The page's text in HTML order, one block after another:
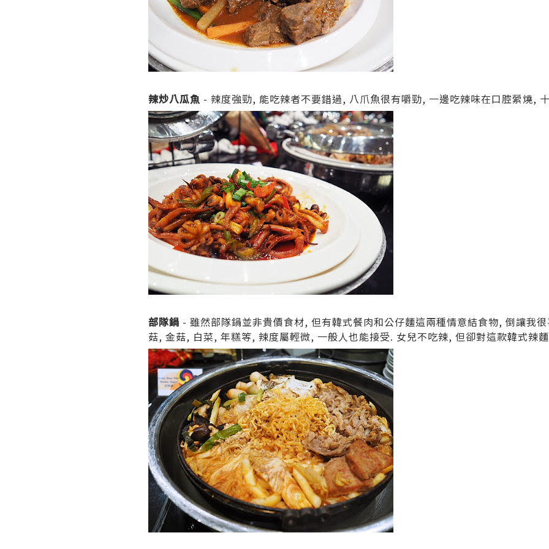
辣炒八瓜魚 - 辣度強勁, 能吃辣者不要錯過, 八爪魚很有嚼勁, 一邊吃辣味在口腔縈燒,
部隊鍋 - 雖然部隊鍋並非貴價食材, 但有韓式餐肉和公仔麵這兩種情意結食物, 倒讓我
菇, 金菇, 白菜, 年糕等, 辣度屬輕微, 一般人也能接受. 女兒不吃辣, 但卻對這款韓式辣